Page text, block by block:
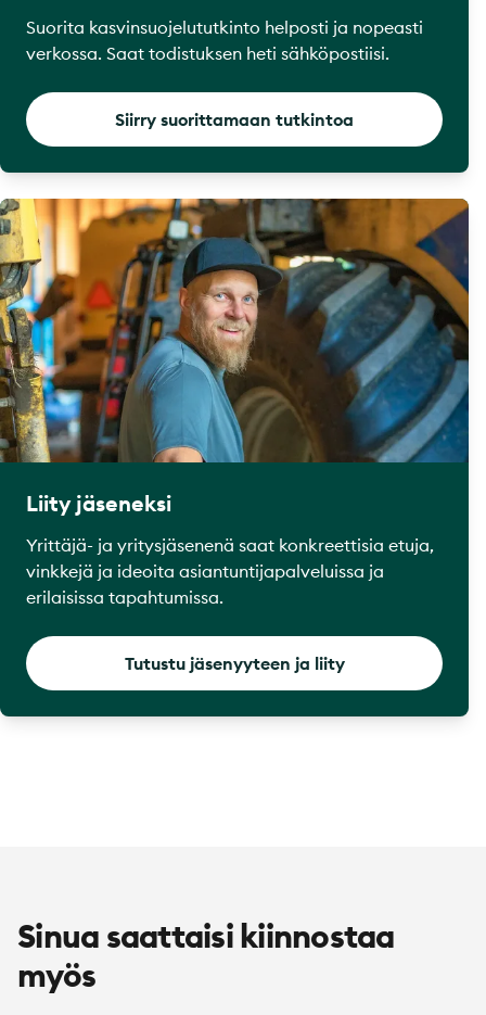
Suorita kasvinsuojelututkinto helposti ja nopeasti
verkossa. Saat todistuksen heti sähköpostiisi.
Siirry suorittamaan tutkintoa
Liity jäseneksi
Yrittäjä- ja yritysjäsenenä saat konkreettisia etuja,
vinkkejä ja ideoita asiantuntijapalveluissa ja
erilaisissa tapahtumissa.
Tutustu jäsenyyteen ja liity
Sinua saattaisi kiinnostaa
myös